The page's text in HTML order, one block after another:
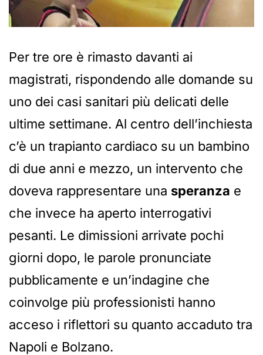
Per tre ore è rimasto davanti ai
magistrati, rispondendo alle domande su
uno dei casi sanitari più delicati delle
ultime settimane. Al centro dell’inchiesta
c’è un trapianto cardiaco su un bambino
di due anni e mezzo, un intervento che
doveva rappresentare una speranza e
che invece ha aperto interrogativi
pesanti. Le dimissioni arrivate pochi
giorni dopo, le parole pronunciate
pubblicamente e un’indagine che
coinvolge più professionisti hanno
acceso i riflettori su quanto accaduto tra
Napoli e Bolzano.